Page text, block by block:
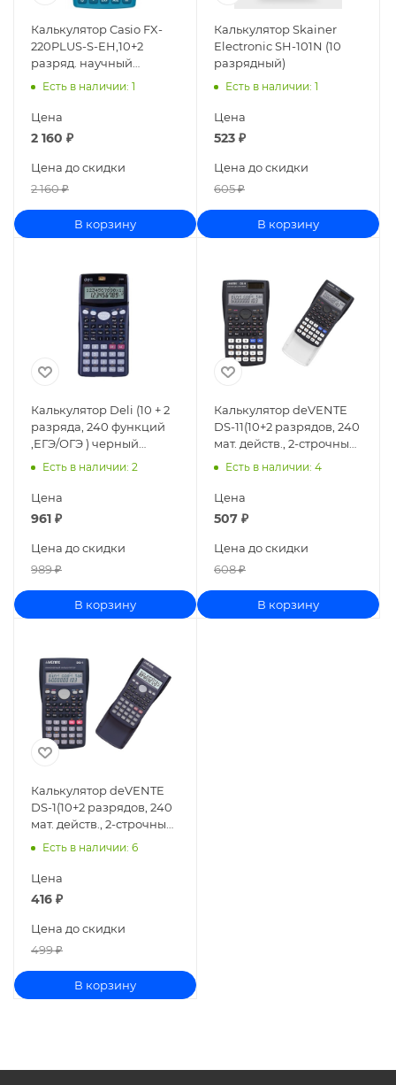
Калькулятор Casio FX-
220PLUS-S-EH,10+2
разряд. научный
212712/250393
Есть в наличии: 1
Цена
2 160 ₽
Цена до скидки
2 160₽
В корзину
Калькулятор Skainer
Electronic SH-101N (10
разрядный)
Есть в наличии: 1
Цена
523 ₽
Цена до скидки
605₽
В корзину
Калькулятор Deli (10 + 2
разряда, 240 функций
,ЕГЭ/ОГЭ ) черный
ED82MC
Есть в наличии: 2
Цена
961 ₽
Цена до скидки
989₽
В корзину
Калькулятор deVENTE
DS-11(10+2 разрядов, 240
мат. действ., 2-строчный)
4031417
Есть в наличии: 4
Цена
507 ₽
Цена до скидки
608₽
В корзину
Калькулятор deVENTE
DS-1(10+2 разрядов, 240
мат. действ., 2-строчный)
4031415
Есть в наличии: 6
Цена
416 ₽
Цена до скидки
499₽
В корзину